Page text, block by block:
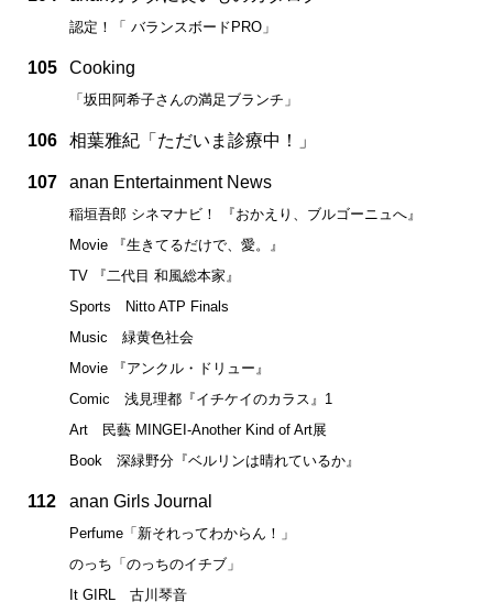
認定！「 バランスボードPRO」
105 Cooking
「坂田阿希子さんの満足ブランチ」
106 相葉雅紀「ただいま診療中！」
107 anan Entertainment News
稲垣吾郎 シネマナビ！ 『おかえり、ブルゴーニュへ』
Movie 『生きてるだけで、愛。』
TV 『二代目 和風総本家』
Sports Nitto ATP Finals
Music 緑黄色社会
Movie 『アンクル・ドリュー』
Comic 浅見理都『イチケイのカラス』1
Art 民藝 MINGEI-Another Kind of Art展
Book 深緑野分『ベルリンは晴れているか』
112 anan Girls Journal
Perfume「新それってわからん！」
のっち「のっちのイチブ」
It GIRL 古川琴音